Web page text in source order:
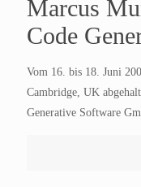
Marcus
Code
Vom 16. bis 18. Juni
Cambridge, UK
Generative Software